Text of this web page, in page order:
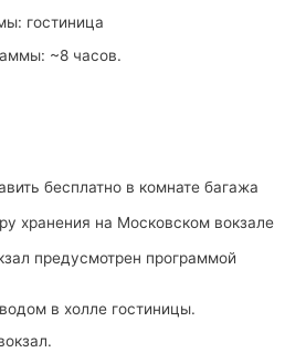
гостиница
~8 часов.
бесплатно в комнате багажа
хранения на Московском вокзале
предусмотрен программой
в холле гостиницы.